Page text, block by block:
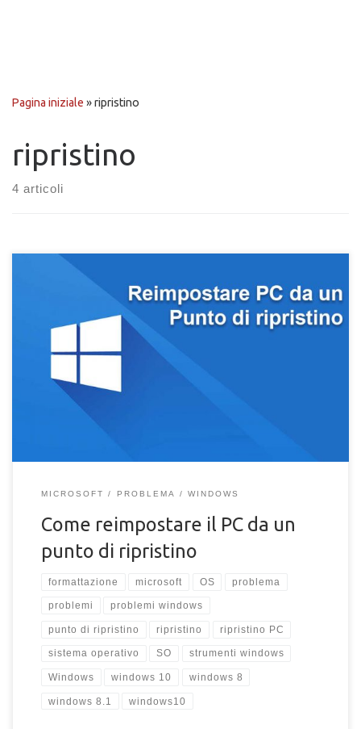
Pagina iniziale »ripristino
ripristino
4 articoli
Scopri come reimpostare Windows da un punto di ripristino
precedente. Crea e reimposta un punto di ripristino di Windows
MICROSOFT PROBLEMA WINDOWS
Come reimpostare il PC da un
punto di ripristino
formattazione microsoft OS problema
problemi problemi windows
punto di ripristino ripristino ripristino PC
sistema operativo SO strumenti windows
Windows windows 10 windows 8
windows 8.1 windows10